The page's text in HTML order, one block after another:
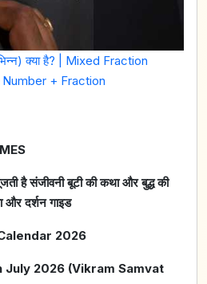
क्या है? | Mixed Fraction
+ Fraction
है संजीवनी बूटी की कथा और बुद्ध की
और दर्शन गाइड
2026
July 2026 (Vikram Samvat